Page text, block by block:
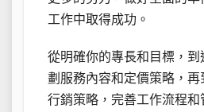
工作中取得成功。
從明確你的專長和目標，
劃服務內容和定價策略，再
行銷策略，完善工作流程和